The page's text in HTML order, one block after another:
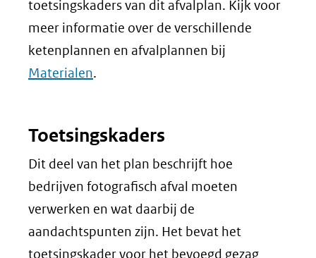
toetsingskaders van dit afvalplan. Kijk voor
meer informatie over de verschillende
ketenplannen en afvalplannen bij
Materialen.
Toetsingskaders
Dit deel van het plan beschrijft hoe
bedrijven fotografisch afval moeten
verwerken en wat daarbij de
aandachtspunten zijn. Het bevat het
toetsingskader voor het bevoegd gezag